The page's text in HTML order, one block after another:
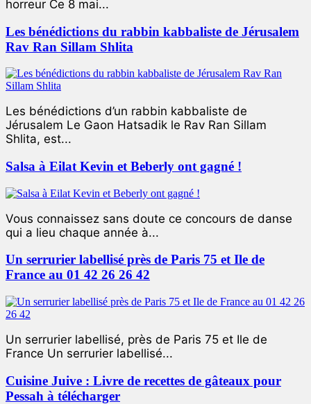
horreur Ce 8 mai...
Les bénédictions du rabbin kabbaliste de Jérusalem
Rav Ran Sillam Shlita
Les bénédictions d’un rabbin kabbaliste de
Jérusalem Le Gaon Hatsadik le Rav Ran Sillam
Shlita, est...
Salsa à Eilat Kevin et Beberly ont gagné !
Vous connaissez sans doute ce concours de danse
qui a lieu chaque année à...
Un serrurier labellisé près de Paris 75 et Ile de
France au 01 42 26 26 42
Un serrurier labellisé, près de Paris 75 et Ile de
France Un serrurier labellisé...
Cuisine Juive : Livre de recettes de gâteaux pour
Pessah à télécharger